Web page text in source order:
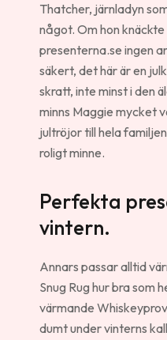
Thatcher, järnladyn
något. Om hon
presenterna.se ingen
säkert, det här är en
skratt, inte minst i den
minns Maggie mycket
jultröjor till hela
roligt minne.
Perfekta
vintern.
Annars passar alltid
Snug Rug hur bra som
värmande
dumt under vinterns